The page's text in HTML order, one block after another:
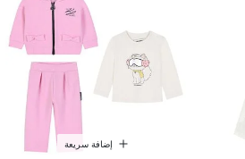
إضافة سريعة